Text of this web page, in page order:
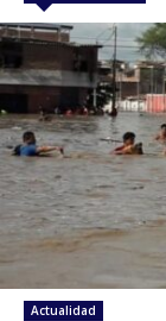
Actualidad